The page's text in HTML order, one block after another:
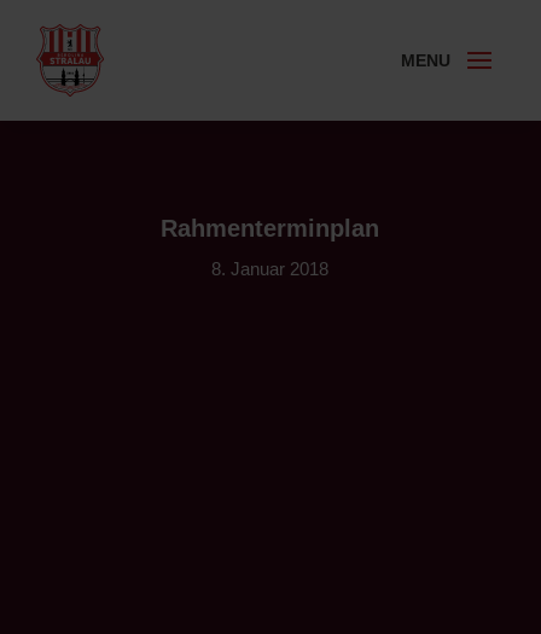
Rahmenterminplan
8. Januar 2018